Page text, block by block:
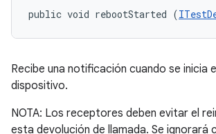
public void rebootStarted (
Recibe una notificación cuando se inicia
dispositivo.
NOTA: Los receptores deben evitar el
esta devolución de llamada. Se ignorará